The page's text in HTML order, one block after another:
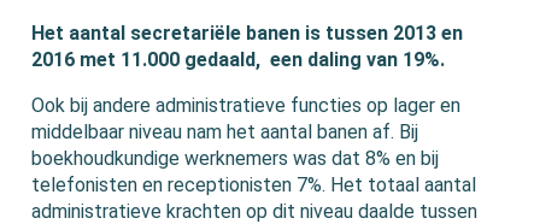
Het aantal secretariële banen is tussen 2013 en
2016 met 11.000 gedaald, een daling van 19%.
Ook bij andere administratieve functies op lager en
middelbaar niveau nam het aantal banen af. Bij
boekhoudkundige werknemers was dat 8% en bij
telefonisten en receptionisten 7%. Het totaal aantal
administratieve krachten op dit niveau daalde tussen